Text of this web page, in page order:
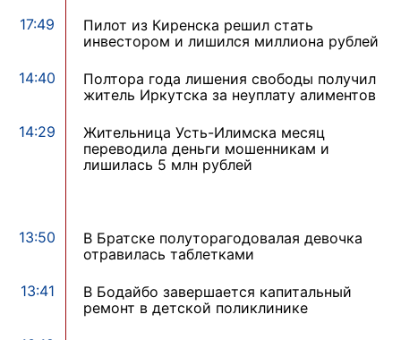
17:49
Пилот из Киренска решил стать
инвестором и лишился миллиона рублей
14:40
Полтора года лишения свободы получил
житель Иркутска за неуплату алиментов
14:29
Жительница Усть-Илимска месяц
переводила деньги мошенникам и
лишилась 5 млн рублей
13:50
В Братске полуторагодовалая девочка
отравилась таблетками
13:41
В Бодайбо завершается капитальный
ремонт в детской поликлинике